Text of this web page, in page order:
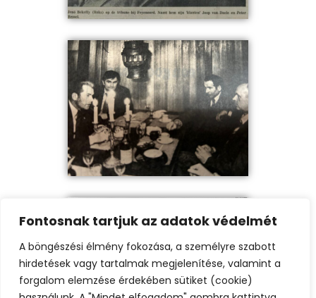
Fontosnak tartjuk az adatok védelmét
A böngészési élmény fokozása, a személyre szabott
hirdetések vagy tartalmak megjelenítése, valamint a
forgalom elemzése érdekében sütiket (cookie)